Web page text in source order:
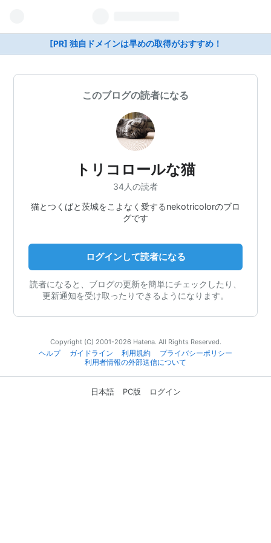
[PR] 独自ドメインは早めの取得がおすすめ！
このブログの読者になる
トリコロールな猫
34人の読者
猫とつくばと茨城をこよなく愛するnekotricolorのブロ
グです
ログインして読者になる
読者になると、ブログの更新を簡単にチェックしたり、
更新通知を受け取ったりできるようになります。
Copyright (C) 2001-2026 Hatena. All Rights Reserved.
ヘルプ
ガイドライン 利用規約
プライバシーポリシー
利用者情報の外部送信について
日本語 PC版 ログイン